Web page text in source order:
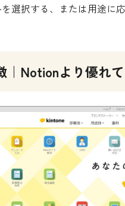
選択する、または用途に
｜Notionより優れ